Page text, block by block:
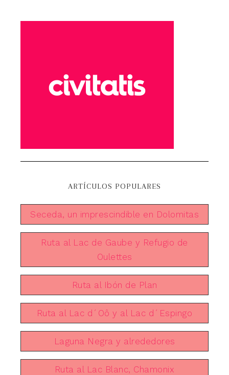
ARTÍCULOS POPULARES
Seceda, un imprescindible en Dolomitas
Ruta al Lac de Gaube y Refugio de
Oulettes
Ruta al Ibón de Plan
Ruta al Lac d´Oô y al Lac d´Espingo
Laguna Negra y alrededores
Ruta al Lac Blanc, Chamonix